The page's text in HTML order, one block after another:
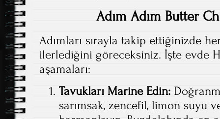
Adım Adım Butter
Adımları sırayla takip ettiğinizde
ilerlediğini göreceksiniz. İşte evde
aşamaları:
Tavukları Marine Edin:
sarımsak, zencefil, limon suyu